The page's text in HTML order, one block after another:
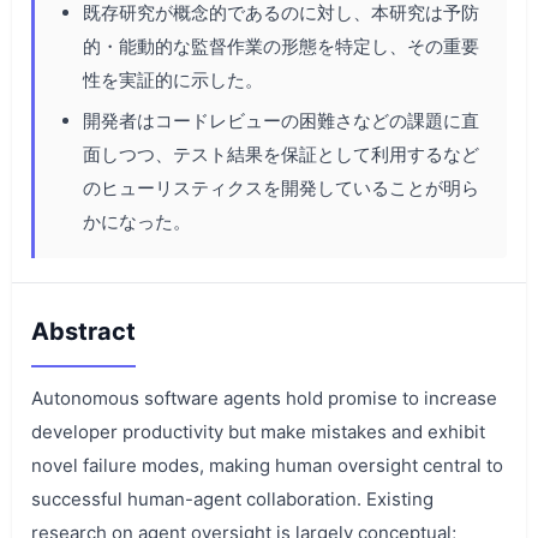
既存研究が概念的であるのに対し、本研究は予防
的・能動的な監督作業の形態を特定し、その重要
性を実証的に示した。
開発者はコードレビューの困難さなどの課題に直
面しつつ、テスト結果を保証として利用するなど
のヒューリスティクスを開発していることが明ら
かになった。
Abstract
Autonomous software agents hold promise to increase
developer productivity but make mistakes and exhibit
novel failure modes, making human oversight central to
successful human-agent collaboration. Existing
research on agent oversight is largely conceptual;